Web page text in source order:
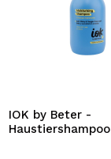
IOK by Beter -
Haustiershampoo